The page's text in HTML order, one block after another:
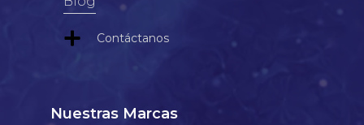
Contáctanos
Nuestras Marcas